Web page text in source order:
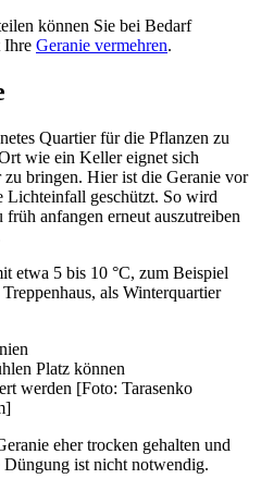
können Sie bei Bedarf
Ihre Geranie vermehren.
Quartier für die Pflanzen zu
wie ein Keller eignet sich
bringen. Hier ist die Geranie vor
Lichteinfall geschützt. So wird
anfangen erneut auszutreiben
etwa 5 bis 10 °C, zum Beispiel
als Winterquartier
Platz können
werden [Foto: Tarasenko
eher trocken gehalten und
Düngung ist nicht notwendig.